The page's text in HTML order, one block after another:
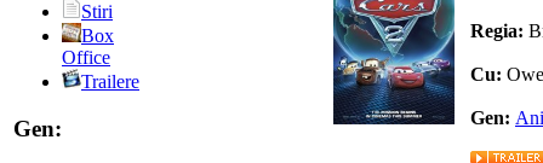
Stiri
Box
Office
Trailere
Gen:
Regia:
Cu:
Gen: